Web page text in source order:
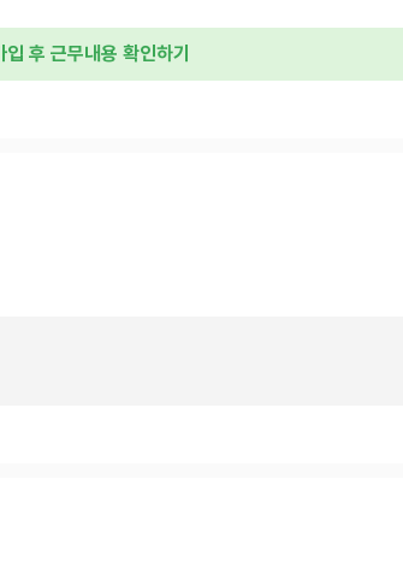
입 후 근무내용 확인하기